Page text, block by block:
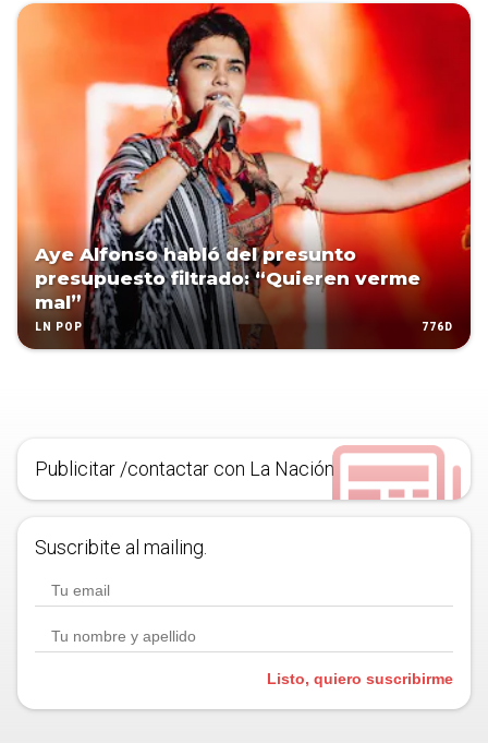
Aye Alfonso habló del presunto
presupuesto filtrado: “Quieren verme
mal”
LN POP 776D
Publicitar /contactar con La Nación
Suscribite al mailing.
Listo, quiero suscribirme